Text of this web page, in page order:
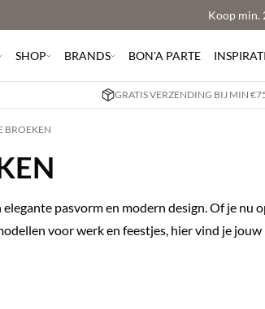
Koop min.
SHOP BRANDS BON'A PARTE
GRATIS VERZENDING BIJ MIN
BROEKEN
pasvorm en modern design. Of je nu
voor werk en feestjes, hier vind je